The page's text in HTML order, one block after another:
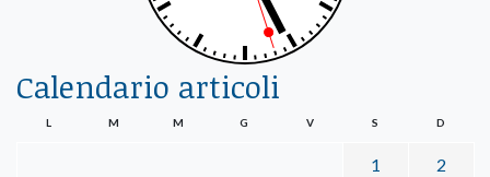
Calendario articoli
L M M G V S D
1 2